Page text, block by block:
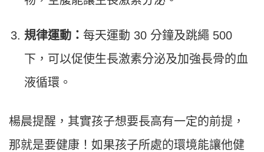
規律運動： 每天運動 30 分鐘及跳繩 500
下，可以促使生長激素分泌及加強長骨的血
液循環。
楊晨提醒，其實孩子想要長高有一定的前提，
那就是要健康！如果孩子所處的環境能讓他健